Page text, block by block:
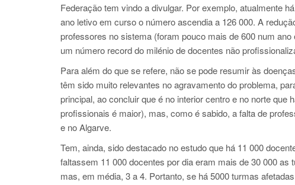
Federação tem vindo a divulgar. Por exemplo, atualmente
ano letivo em curso o número ascendia a 126 000. A
professores no sistema (foram pouco mais de 600 num
um número record do milénio de docentes não
Para além do que se refere, não se pode resumir às
têm sido muito relevantes no agravamento do problema,
principal, ao concluir que é no interior centro e no norte
profissionais é maior), mas, como é sabido, a falta de
e no Algarve.
Tem, ainda, sido destacado no estudo que há 11 000
faltassem 11 000 docentes por dia eram mais de 30 000
mas, em média, 3 a 4. Portanto, se há 5000 turmas